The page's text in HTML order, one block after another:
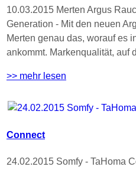
10.03.2015 Merten Argus
Generation - Mit den neuen
Merten genau das, worauf es
ankommt. Markenqualität, auf
>> mehr lesen
Connect
24.02.2015 Somfy - TaHoma